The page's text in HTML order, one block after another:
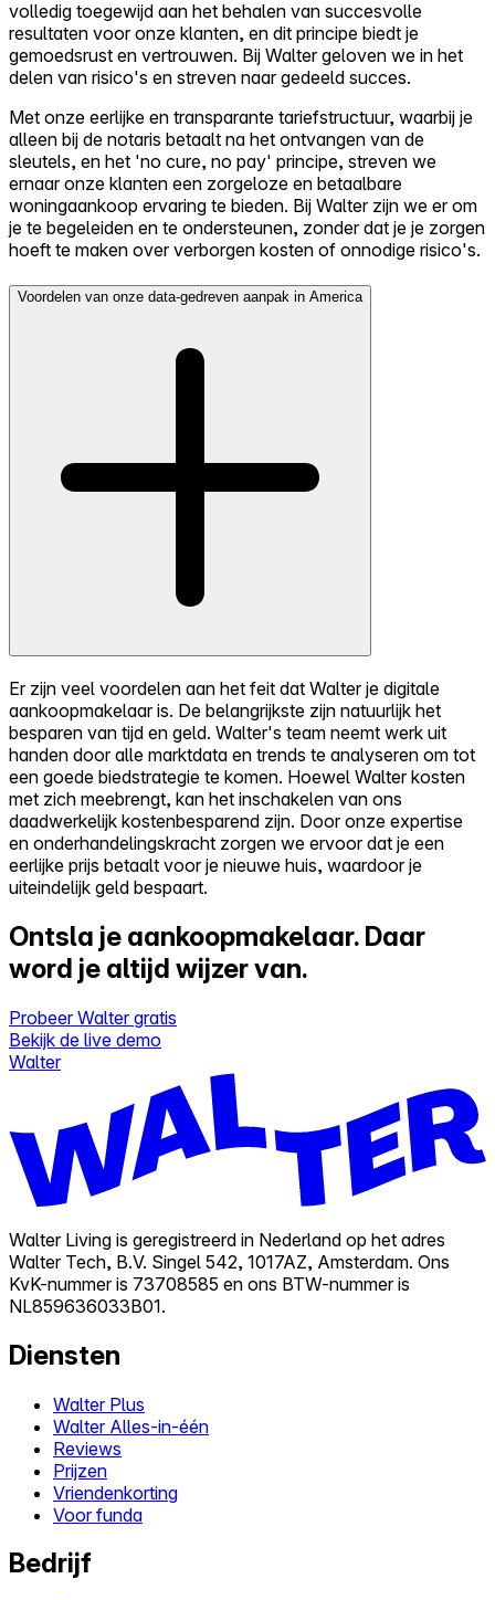
volledig toegewijd aan het behalen van succesvolle
resultaten voor onze klanten, en dit principe biedt je
gemoedsrust en vertrouwen. Bij Walter geloven we in het
delen van risico's en streven naar gedeeld succes.
Met onze eerlijke en transparante tariefstructuur, waarbij je
alleen bij de notaris betaalt na het ontvangen van de
sleutels, en het 'no cure, no pay' principe, streven we
ernaar onze klanten een zorgeloze en betaalbare
woningaankoop ervaring te bieden. Bij Walter zijn we er om
je te begeleiden en te ondersteunen, zonder dat je je zorgen
hoeft te maken over verborgen kosten of onnodige risico's.
Voordelen van onze data-gedreven aanpak in America
Er zijn veel voordelen aan het feit dat Walter je digitale
aankoopmakelaar is. De belangrijkste zijn natuurlijk het
besparen van tijd en geld. Walter's team neemt werk uit
handen door alle marktdata en trends te analyseren om tot
een goede biedstrategie te komen. Hoewel Walter kosten
met zich meebrengt, kan het inschakelen van ons
daadwerkelijk kostenbesparend zijn. Door onze expertise
en onderhandelingskracht zorgen we ervoor dat je een
eerlijke prijs betaalt voor je nieuwe huis, waardoor je
uiteindelijk geld bespaart.
Ontsla je aankoopmakelaar. Daar
word je altijd wijzer van.
Probeer Walter gratis
Bekijk de live demo
Walter
Walter Living is geregistreerd in Nederland op het adres
Walter Tech, B.V. Singel 542, 1017AZ, Amsterdam. Ons
KvK-nummer is 73708585 en ons BTW-nummer is
NL859636033B01.
Diensten
Walter Plus
Walter Alles-in-één
Reviews
Prijzen
Vriendenkorting
Voor funda
Bedrijf